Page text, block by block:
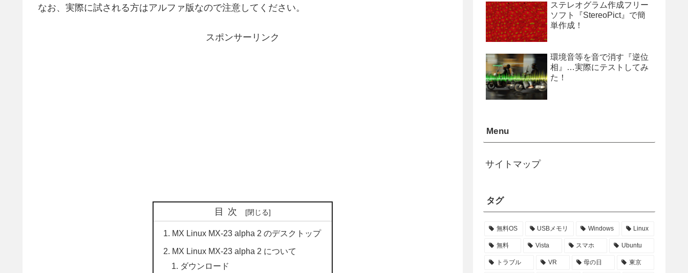
なお、実際に試される方はアルファ版なので注意してください。
スポンサーリンク
目次
MX Linux MX-23 alpha 2 のデスクトップ
MX Linux MX-23 alpha 2 について
ダウンロード
ステレオグラム作成フリー
ソフト『StereoPict』で簡
単作成！
環境音等を音で消す『逆位
相』…実際にテストしてみ
た！
Menu
サイトマップ
タグ
無料OS USBメモリ Windows Linux
無料 Vista スマホ Ubuntu
トラブル VR 母の日 東京